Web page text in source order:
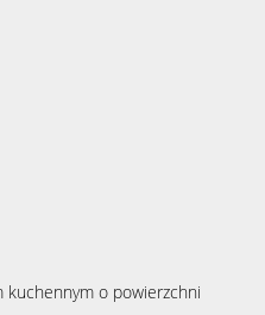
o powierzchni